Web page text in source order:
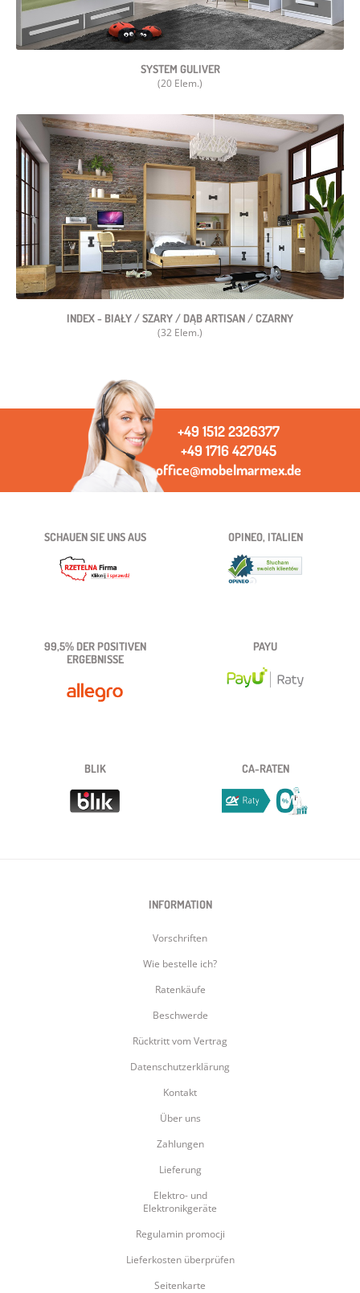
SYSTEM GULIVER
(20 Elem.)
INDEX - BIAŁY / SZARY / DĄB ARTISAN / CZARNY
(32 Elem.)
+49 1512 2326377
+49 1716 427045
office@mobelmarmex.de
SCHAUEN SIE UNS AUS OPINEO, ITALIEN
99,5% DER POSITIVEN
ERGEBNISSE
PAYU
BLIK CA-RATEN
INFORMATION
Vorschriften
Wie bestelle ich?
Ratenkäufe
Beschwerde
Rücktritt vom Vertrag
Datenschutzerklärung
Kontakt
Über uns
Zahlungen
Lieferung
Elektro- und
Elektronikgeräte
Regulamin promocji
Lieferkosten überprüfen
Seitenkarte